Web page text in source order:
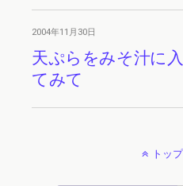
2004年11月30日
天ぷらをみそ汁に
てみて
トッ